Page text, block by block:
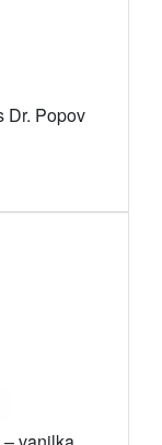
Dr. Popov